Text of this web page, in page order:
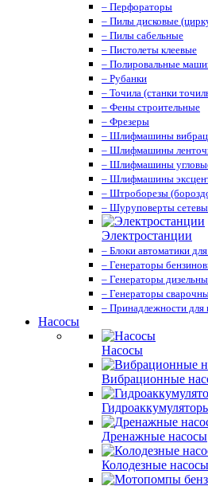
– Перфораторы
– Пилы дисковые
– Пилы сабельные
– Пистолеты клеевые
– Полировальные
– Рубанки
– Точила (станки
– Фены строительные
– Фрезеры
– Шлифмашины
– Шлифмашины
– Шлифмашины
– Шлифмашины
– Штроборезы
– Шуруповерты
Электростанции
– Блоки автоматики
– Генераторы
– Генераторы
– Генераторы
– Принадлежности для
Насосы
Насосы
Вибрационные
Дренажные насосы
Колодезные насосы